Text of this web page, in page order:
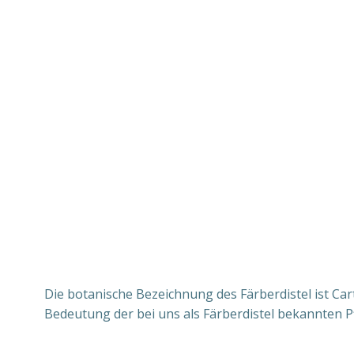
Die botanische Bezeichnung des Färberdistel ist
Bedeutung der bei uns als Färberdistel bekannten